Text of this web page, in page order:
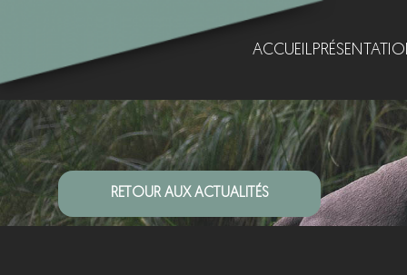
ACCUEIL
RETOUR AUX ACTUALITÉS